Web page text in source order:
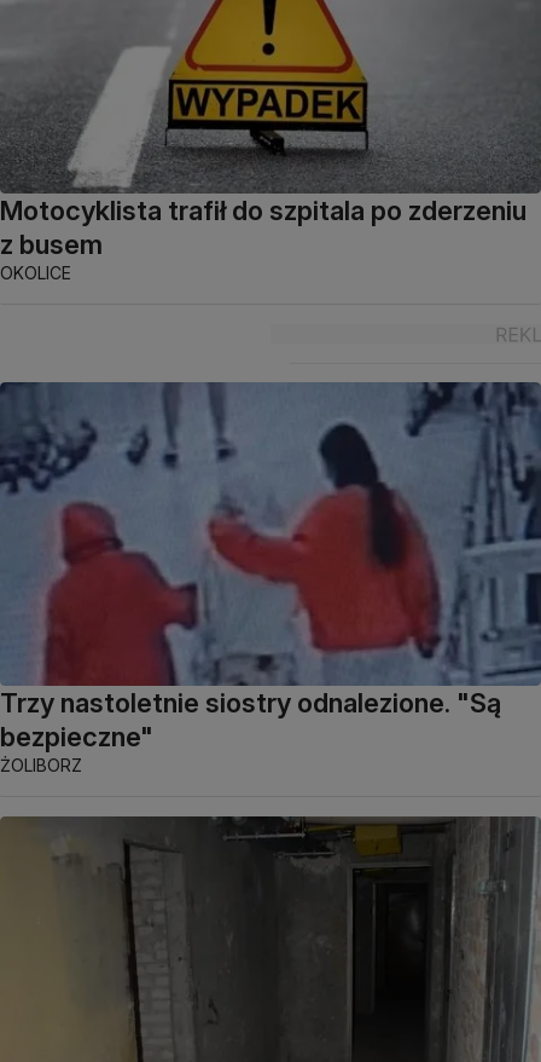
Motocyklista trafił do szpitala po zderzeniu
z busem
OKOLICE
Trzy nastoletnie siostry odnalezione. "Są
bezpieczne"
ŻOLIBORZ